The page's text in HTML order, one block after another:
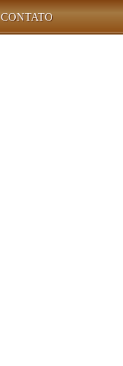
CONTATO